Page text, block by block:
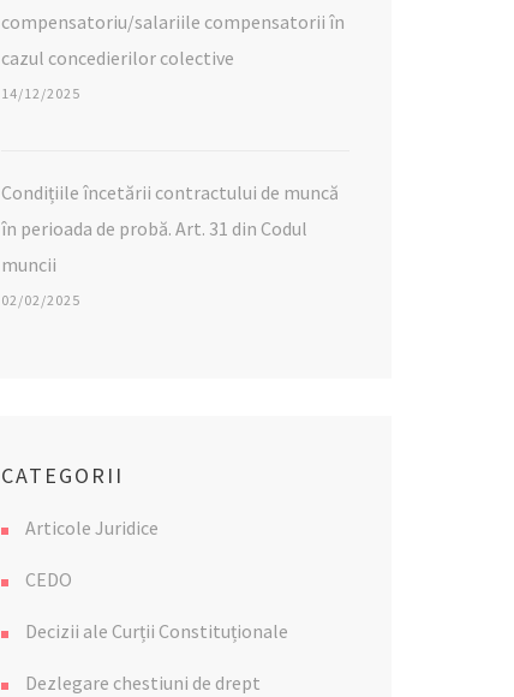
compensatoriu/salariile compensatorii în
cazul concedierilor colective
14/12/2025
Condițiile încetării contractului de muncă
în perioada de probă. Art. 31 din Codul
muncii
02/02/2025
CATEGORII
Articole Juridice
CEDO
Decizii ale Curții Constituționale
Dezlegare chestiuni de drept